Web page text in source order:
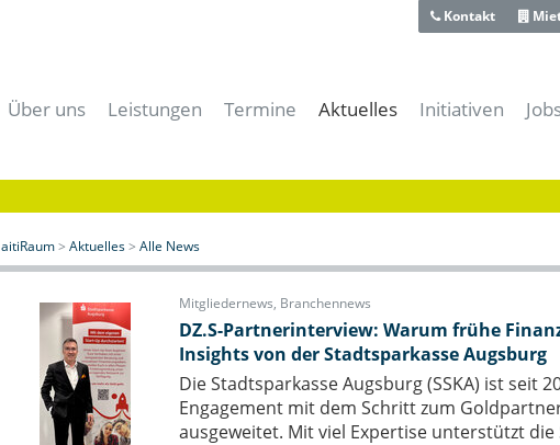
Über uns
Historie
Technologie- und Gründerzentrum
Verein
Förderer und Partner
Presse- und Mediacenter
Leistungen
Für Unternehmer
Für Forschung & Lehre
Für Anwender
Für Studenten & Absolventen
Für Experten
Für die öffentliche Hand
Meeting- & Eventräume mieten
Coworking Space
Termine
aitiRaum Termine
Mitglieder Termine
Aktuelles
News | Blog
Gründernews
Branchennews
Expertennews
Initiativen
Bayerisches IT-
eBusiness-
Digitales
IT-Sicherheit
Start-Up
Kontakt
aitiRaum> Aktuelles> Alle News
Mitgliedernews, Branchennews
DZ.S-Partnerinterview: Warum frühe
Insights von der Stadtsparkasse Augsburg
Die Stadtsparkasse Augsburg (SSKA) ist seit
Engagement mit dem Schritt zum
ausgeweitet. Mit viel Expertise unterstützt